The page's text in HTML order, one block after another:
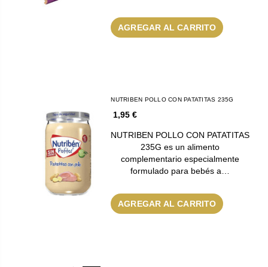
AGREGAR AL CARRITO
NUTRIBEN POLLO CON PATATITAS 235G
1,95 €
NUTRIBEN POLLO CON PATATITAS
235G es un alimento
complementario especialmente
formulado para bebés a…
AGREGAR AL CARRITO